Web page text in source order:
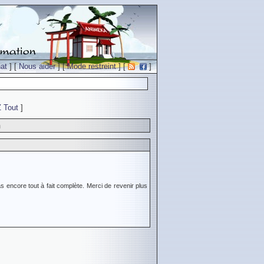
] [Nous aider] [Mode restreint] [ ]
Tout ]
encore tout à fait complète. Merci de revenir plus